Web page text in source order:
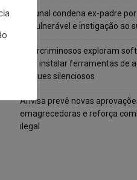
Tribunal condena ex-padre
de vulnerável e instigação ao
Cibercriminosos exploram
para instalar ferramentas de
ataques silenciosos
Anvisa prevê novas
emagrecedoras e reforça
ilegal